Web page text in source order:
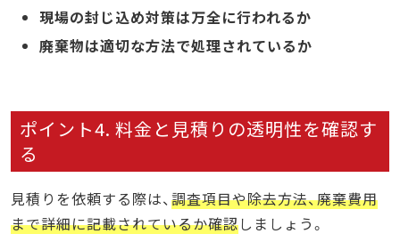
現場の封じ込め対策は万全に行われるか
廃棄物は適切な方法で処理されているか
ポイント4. 料金と見積りの透明性を確認す
る
見積りを依頼する際は、調査項目や除去方法、廃棄費用
まで詳細に記載されているか確認しましょう。